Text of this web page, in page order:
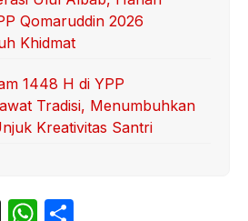
Qomaruddin 2026
Khidmat
1448 H di YPP
Tradisi, Menumbuhkan
Kreativitas Santri
X
W